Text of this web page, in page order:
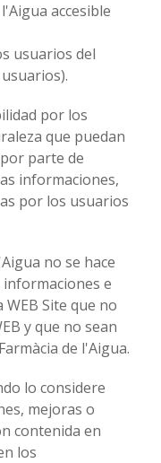
accesible
usuarios del
por los
que puedan
parte de
informaciones,
por los usuarios
no se hace
e
Site que no
y que no sean
de l'Aigua.
lo considere
mejoras o
contenida en
los